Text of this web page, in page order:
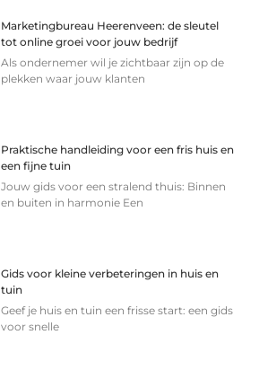
Marketingbureau Heerenveen: de sleutel
tot online groei voor jouw bedrijf
Als ondernemer wil je zichtbaar zijn op de
plekken waar jouw klanten
Praktische handleiding voor een fris huis en
een fijne tuin
Jouw gids voor een stralend thuis: Binnen
en buiten in harmonie Een
Gids voor kleine verbeteringen in huis en
tuin
Geef je huis en tuin een frisse start: een gids
voor snelle